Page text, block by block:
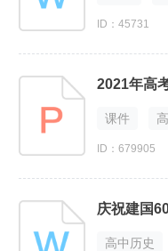
ID：45731
2021年高
课件
ID：679905
庆祝建国
高中历史